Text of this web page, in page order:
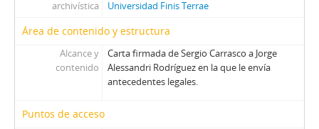
archivística
Universidad Finis Terrae
Área de contenido y estructura
Alcance y
contenido
Carta firmada de Sergio Carrasco a Jorge
Alessandri Rodríguez en la que le envía
antecedentes legales.
Puntos de acceso